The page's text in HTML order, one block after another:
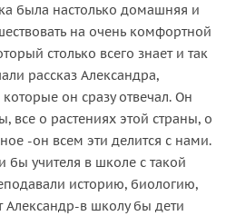
была настолько домашняя и
на очень комфортной
столько всего знает и так
рассказ Александра,
он сразу отвечал. Он
все о растениях этой страны, о
-он всем эти делится с нами.
бы учителя в школе с такой
историю, биологию,
Александр-в школу бы дети